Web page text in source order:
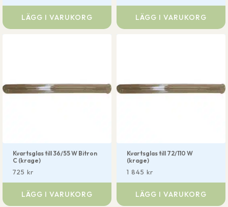
LÄGG I VARUKORG LÄGG I VARUKORG
Kvartsglas till 36/55 W Bitron
C (krage)
725 kr
LÄGG I VARUKORG
Kvartsglas till 72/110 W
(krage)
1 845 kr
LÄGG I VARUKORG